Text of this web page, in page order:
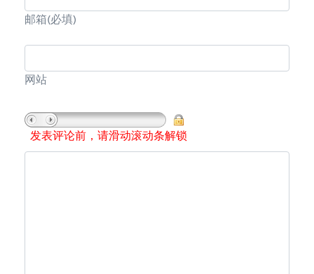
邮箱(必填)
网站
发表评论前，请滑动滚动条解锁